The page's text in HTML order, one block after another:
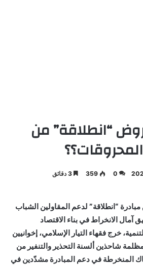
“انطلاقة” من
0
359
“انطلاقة” لدعم المقاولين الشباب
آمال الانخراط في بناء الاقتصاد
خرج فقهاء التيار الإسلامي، إخوانيين
شاحذين ألسنة التحذير والتنفير من
المنخرطة في دعم المبادرة مشدّدين في